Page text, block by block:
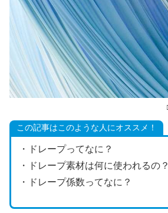
この記事はこのような人にオススメ！
・ドレープってなに？
・ドレープ素材は何に使われるの？
・ドレープ係数ってなに？